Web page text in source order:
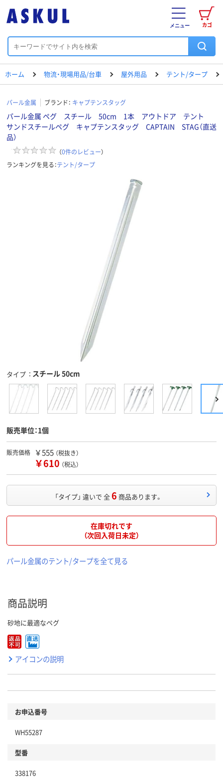
カゴ
メニュー
ホーム 物流・現場用品/台車 屋外用品 テント/タープ
パール金属 ブランド： キャプテンスタッグ
パール金属 ペグ スチール 50cm 1本 アウトドア テント
サンドスチールペグ キャプテンスタッグ CAPTAIN STAG（直送
品）
（0件のレビュー）
ランキングを見る：テント/タープ
タイプ スチール 50cm
販売単位：1個
販売価格 ￥555 （税抜き）
￥610 （税込）
「タイプ」 違いで 全6 商品あります。
在庫切れです
（次回入荷日未定）
パール金属のテント/タープを全て見る
商品説明
砂地に最適なペグ
アイコンの説明
お申込番号
WH55287
型番
338176